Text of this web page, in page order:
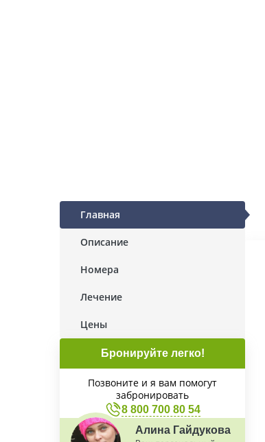
Главная
Описание
Номера
Лечение
Цены
Бронируйте легко!
Позвоните и я вам помогут
забронировать
8 800 700 80 54
Алина Гайдукова